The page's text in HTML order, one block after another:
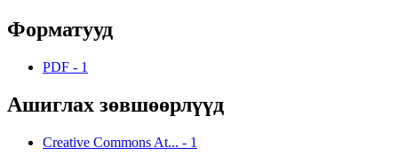
Форматууд
PDF - 1
Ашиглах зөвшөөрлүүд
Creative Commons At... - 1